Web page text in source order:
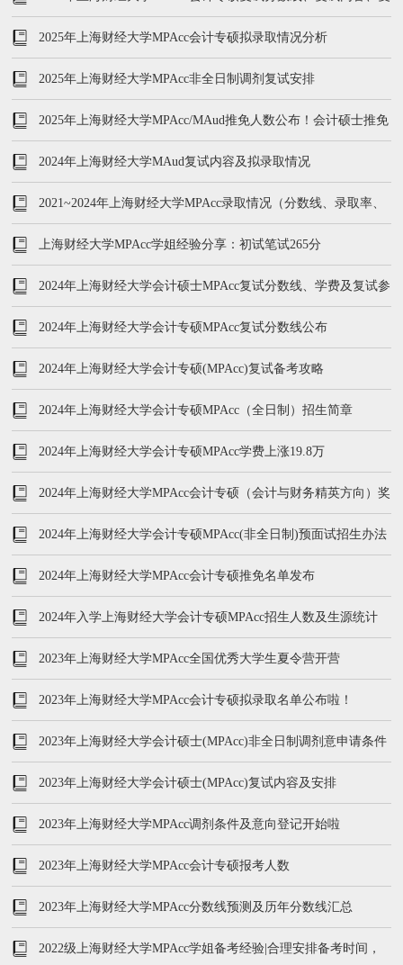
试参考书
2025年上海财经大学MPAcc会计专硕拟录取情况分析
2025年上海财经大学MPAcc非全日制调剂复试安排
2025年上海财经大学MPAcc/MAud推免人数公布！会计硕士推免
73人
2024年上海财经大学MAud复试内容及拟录取情况
2021~2024年上海财经大学MPAcc录取情况（分数线、录取率、
复试内容）
上海财经大学MPAcc学姐经验分享：初试笔试265分
2024年上海财经大学会计硕士MPAcc复试分数线、学费及复试参
考书
2024年上海财经大学会计专硕MPAcc复试分数线公布
2024年上海财经大学会计专硕(MPAcc)复试备考攻略
2024年上海财经大学会计专硕MPAcc（全日制）招生简章
2024年上海财经大学会计专硕MPAcc学费上涨19.8万
2024年上海财经大学MPAcc会计专硕（会计与财务精英方向）奖
学金政策
2024年上海财经大学会计专硕MPAcc(非全日制)预面试招生办法
2024年上海财经大学MPAcc会计专硕推免名单发布
2024年入学上海财经大学会计专硕MPAcc招生人数及生源统计
2023年上海财经大学MPAcc全国优秀大学生夏令营开营
2023年上海财经大学MPAcc会计专硕拟录取名单公布啦！
2023年上海财经大学会计硕士(MPAcc)非全日制调剂意申请条件
及登记申请
2023年上海财经大学会计硕士(MPAcc)复试内容及安排
2023年上海财经大学MPAcc调剂条件及意向登记开始啦
2023年上海财经大学MPAcc会计专硕报考人数
2023年上海财经大学MPAcc分数线预测及历年分数线汇总
2022级上海财经大学MPAcc学姐备考经验|合理安排备考时间，